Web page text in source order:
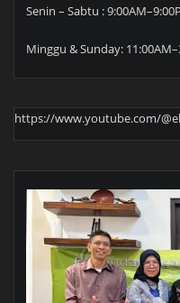
Senin – Sabtu :
Minggu & Sunday:
https://www.youtube.com/